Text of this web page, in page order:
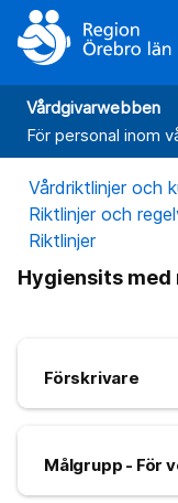
Vårdgivarwebben
För personal inom
Vårdriktlinjer och
Riktlinjer och
Riktlinjer
Hygiensits
Förskrivare
Målgrupp - För